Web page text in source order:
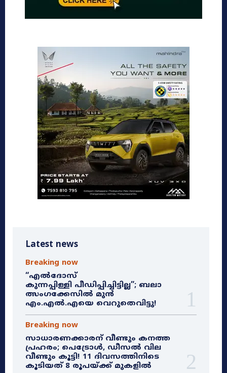
Latest news
Breaking now
“എൽദോസ്
കുന്നപ്പിള്ളി പീഡിപ്പിച്ചിട്ടില്ല”; ബലാ
ത്സംഗക്കേസിൽ മുൻ
എം.എൽ.എയെ വെറുതെവിട്ടു!
Breaking now
സാധാരണക്കാരന് വീണ്ടും കനത്ത
പ്രഹരം; പെട്രോൾ, ഡീസൽ വില
വീണ്ടും കൂട്ടി! 11 ദിവസത്തിനിടെ
കൂടിയത് 8 രൂപയ്ക്ക് മുകളിൽ